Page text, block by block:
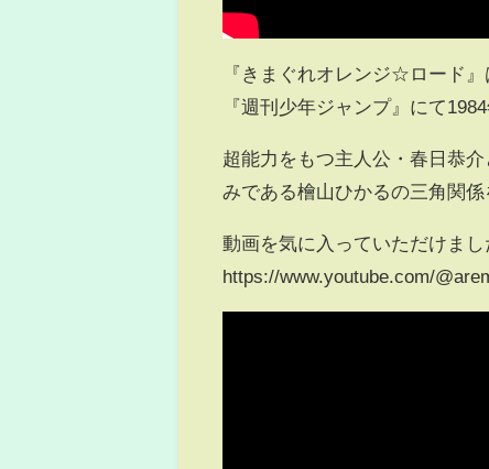
『きまぐれオレンジ☆ロード
『週刊少年ジャンプ』にて
超能力をもつ主人公・春日恭
みである檜山ひかるの三角関係
動画を気に入っていただけま
https://www.youtube.com/